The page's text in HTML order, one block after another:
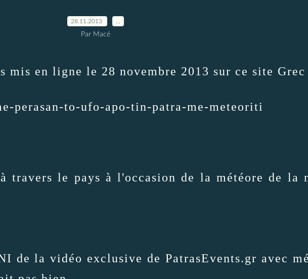
28.11.2013
Par Macé
en ligne le 28 novembre 2013 sur ce site
perasan-to-ufo-apo-tin-patra-me-meteoriti
travers le pays à l'occasion de la météore de
de la vidéo exclusive de PatrasEvents.gr avec